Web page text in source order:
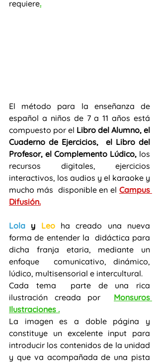
requiere.
El método para la enseñanza de
español a niños de 7 a 11 años está
compuesto por el Libro del Alumno, el
Cuaderno de Ejercicios,  el Libro del
Profesor, el Complemento Lúdico, los
recursos digitales, ejercicios
interactivos, los audios y el karaoke y
mucho más  disponible en el Campus
Difusión.
Lola y Leo
ha creado una nueva
forma de entender la  didáctica para
dicha franja etaria, mediante un
enfoque  comunicativo, dinámico,
lúdico, multisensorial e intercultural.
Cada tema  parte de una rica
ilustración creada por Monsuros
Ilustraciones .
La imagen es a doble página y
constituye un excelente input para
introducir los contenidos de la unidad
y que va acompañada de una pista